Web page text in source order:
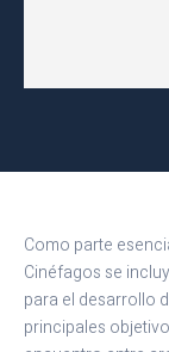
Como parte
Cinéfagos se
para el desarrollo
principales